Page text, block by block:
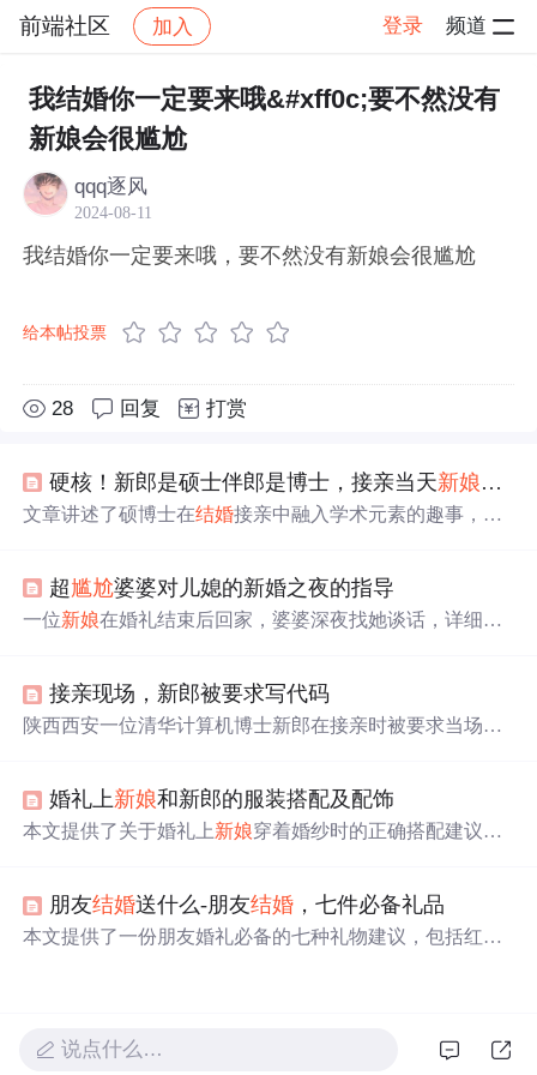
前端社区 加入 登录 频道
社区 前端社区 感慨 帖子详情
我结婚你一定要来哦&#xff0c;要不然没有
新娘会很尴尬
qqq逐风
2024-08-11
我结婚你一定要来哦，要不然没有新娘会很尴尬
给本帖投票
28 回复 打赏
硬核！新郎是硕士伴郎是博士，接亲当天新娘现场
文章讲述了硕博士在结婚接亲中融入学术元素的趣事，如
超尴尬婆婆对儿媳的新婚之夜的指导
一位新娘在婚礼结束后回家，婆婆深夜找她谈话，详细讲
夫妇感到尴尬 。
接亲现场，新郎被要求写代码
陕西西安一位清华计算机博士新郎在接亲时被要求当场写
历接亲方式引发网友热议，有人认为比低俗婚闹有趣，也
有人担心写不出代码的尴尬。新娘表示，此举是为了提醒
婚礼上新娘和新郎的服装搭配及配饰
本文提供了关于婚礼上新娘穿着婚纱时的正确搭配建议，
朋友结婚送什么-朋友结婚 ，七件必备礼品
本文提供了一份朋友婚礼必备的七种礼物建议，包括红
说点什么…